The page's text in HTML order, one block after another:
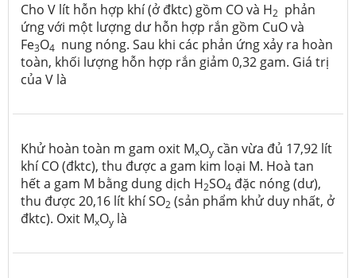
Cho V lít hỗn hợp khí (ở đktc) gồm CO và H2 phản
ứng với một lượng dư hỗn hợp rắn gồm CuO và
Fe3O4 nung nóng. Sau khi các phản ứng xảy ra hoàn
toàn, khối lượng hỗn hợp rắn giảm 0,32 gam. Giá trị
của V là
Khử hoàn toàn m gam oxit MxOy cần vừa đủ 17,92 lít
khí CO (đktc), thu được a gam kim loại M. Hoà tan
hết a gam M bằng dung dịch H2SO4 đặc nóng (dư),
thu được 20,16 lít khí SO2 (sản phẩm khử duy nhất, ở
đktc). Oxit MxOy là